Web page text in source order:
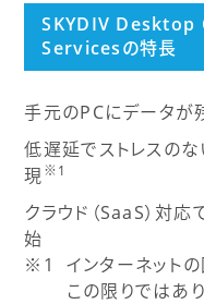
SKYDIV
Servicesの特長
手元のPCにデータが
低遅延でストレスの
現※1
クラウド（SaaS）対
始
インターネット
この限りではあ